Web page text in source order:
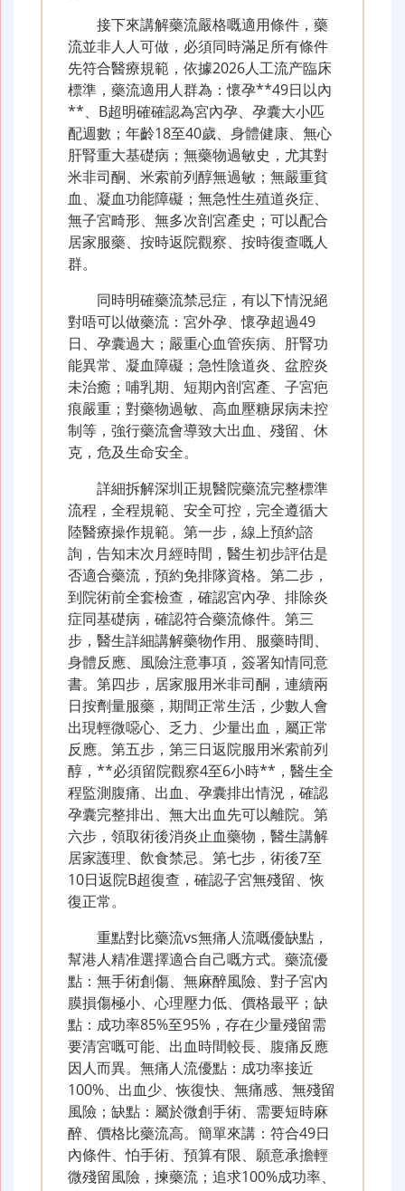
接下來講解藥流嚴格嘅適用條件，藥
流並非人人可做，必須同時滿足所有條件
先符合醫療規範，依據2026人工流产臨床
標準，藥流適用人群為：懷孕**49日以內
**、B超明確確認為宮內孕、孕囊大小匹
配週數；年齡18至40歲、身體健康、無心
肝腎重大基礎病；無藥物過敏史，尤其對
米非司酮、米索前列醇無過敏；無嚴重貧
血、凝血功能障礙；無急性生殖道炎症、
無子宮畸形、無多次剖宮產史；可以配合
居家服藥、按時返院觀察、按時復查嘅人
群。
同時明確藥流禁忌症，有以下情況絕
對唔可以做藥流：宮外孕、懷孕超過49
日、孕囊過大；嚴重心血管疾病、肝腎功
能異常、凝血障礙；急性陰道炎、盆腔炎
未治癒；哺乳期、短期內剖宮產、子宮疤
痕嚴重；對藥物過敏、高血壓糖尿病未控
制等，強行藥流會導致大出血、殘留、休
克，危及生命安全。
詳細拆解深圳正規醫院藥流完整標準
流程，全程規範、安全可控，完全遵循大
陸醫療操作規範。第一步，線上預約諮
詢，告知末次月經時間，醫生初步評估是
否適合藥流，預約免排隊資格。第二步，
到院術前全套檢查，確認宮內孕、排除炎
症同基礎病，確認符合藥流條件。第三
步，醫生詳細講解藥物作用、服藥時間、
身體反應、風險注意事項，簽署知情同意
書。第四步，居家服用米非司酮，連續兩
日按劑量服藥，期間正常生活，少數人會
出現輕微噁心、乏力、少量出血，屬正常
反應。第五步，第三日返院服用米索前列
醇，**必須留院觀察4至6小時**，醫生全
程監測腹痛、出血、孕囊排出情況，確認
孕囊完整排出、無大出血先可以離院。第
六步，領取術後消炎止血藥物，醫生講解
居家護理、飲食禁忌。第七步，術後7至
10日返院B超復查，確認子宮無殘留、恢
復正常。
重點對比藥流vs無痛人流嘅優缺點，
幫港人精准選擇適合自己嘅方式。藥流優
點：無手術創傷、無麻醉風險、對子宮內
膜損傷極小、心理壓力低、價格最平；缺
點：成功率85%至95%，存在少量殘留需
要清宮嘅可能、出血時間較長、腹痛反應
因人而異。無痛人流優點：成功率接近
100%、出血少、恢復快、無痛感、無殘留
風險；缺點：屬於微創手術、需要短時麻
醉、價格比藥流高。簡單來講：符合49日
內條件、怕手術、預算有限、願意承擔輕
微殘留風險，揀藥流；追求100%成功率、